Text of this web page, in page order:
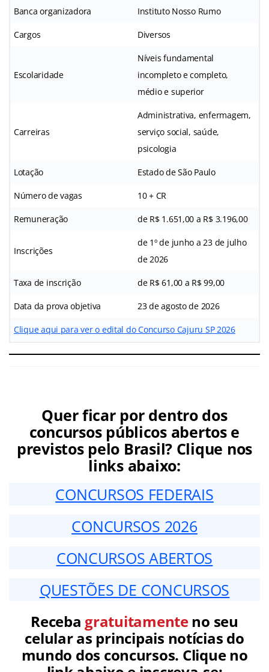
Banca organizadora Instituto Nosso Rumo
Cargos Diversos
Escolaridade
Níveis fundamental
incompleto e completo,
médio e superior
Carreiras
Administrativa, enfermagem,
serviço social, saúde,
psicologia
Lotação Estado de São Paulo
Número de vagas 10 + CR
Remuneração de R$ 1.651,00 a R$ 3.196,00
Inscrições
de 1º de junho a 23 de julho
de 2026
Taxa de inscrição de R$ 61,00 a R$ 99,00
Data da prova objetiva 23 de agosto de 2026
Clique aqui para ver o edital do Concurso Cajuru SP 2026
Quer ficar por dentro dos
concursos públicos abertos e
previstos pelo Brasil? Clique nos
links abaixo:
CONCURSOS FEDERAIS
CONCURSOS 2026
CONCURSOS ABERTOS
QUESTÕES DE CONCURSOS
Receba gratuitamenteno seu
celular as principais notícias do
mundo dos concursos. Clique no